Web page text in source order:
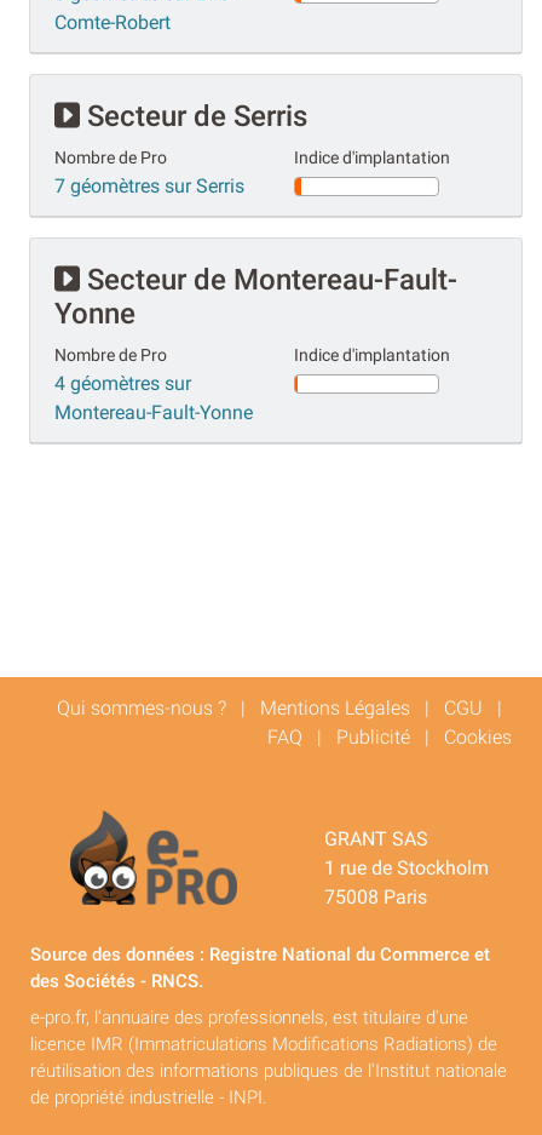
Comte-Robert
Secteur de Serris
Nombre de Pro
7 géomètres sur Serris
Indice d'implantation
Secteur de Montereau-Fault-
Yonne
Nombre de Pro
4 géomètres sur
Montereau-Fault-Yonne
Indice d'implantation
Qui sommes-nous ? | Mentions Légales | CGU |
FAQ | Publicité | Cookies
GRANT SAS
1 rue de Stockholm
75008 Paris
Source des données : Registre National du Commerce et
des Sociétés - RNCS.
e-pro.fr, l'annuaire des professionnels, est titulaire d'une
licence IMR (Immatriculations Modifications Radiations) de
réutilisation des informations publiques de l'Institut nationale
de propriété industrielle - INPI.